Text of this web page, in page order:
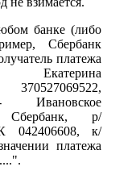
банке (либо
Сбербанк
платежа
р/
042406608, к/
платежа